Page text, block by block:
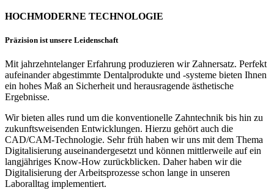
HOCHMODERNE TECHNOLOGIE
Präzision ist unsere Leidenschaft
Mit jahrzehntelanger Erfahrung produzieren wir Zahnersatz. Perfekt
aufeinander abgestimmte Dentalprodukte und -systeme bieten Ihnen
ein hohes Maß an Sicherheit und herausragende ästhetische
Ergebnisse.
Wir bieten alles rund um die konventionelle Zahntechnik bis hin zu
zukunftsweisenden Entwicklungen. Hierzu gehört auch die
CAD/CAM-Technologie. Sehr früh haben wir uns mit dem Thema
Digitalisierung auseinandergesetzt und können mittlerweile auf ein
langjähriges Know-How zurückblicken. Daher haben wir die
Digitalisierung der Arbeitsprozesse schon lange in unseren
Laboralltag implementiert.